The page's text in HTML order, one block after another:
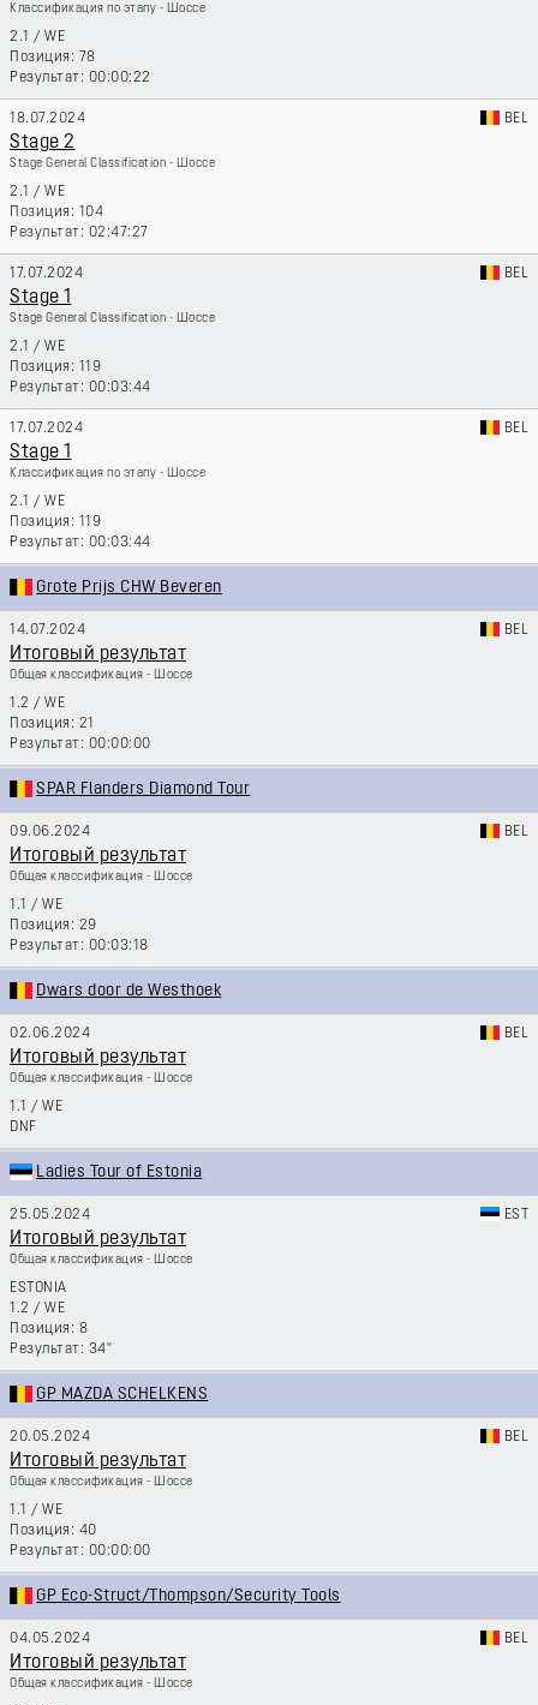
Классификация по этапу - Шоссе
2.1 / WE
78
00:00:22
18.07.2024 BEL
Stage 2
Stage General Classification - Шоссе
2.1 / WE
104
02:47:27
17.07.2024 BEL
Stage 1
Stage General Classification - Шоссе
2.1 / WE
119
00:03:44
17.07.2024 BEL
Stage 1
Классификация по этапу - Шоссе
2.1 / WE
119
00:03:44
Grote Prijs CHW Beveren
14.07.2024 BEL
Итоговый результат
Общая классификация - Шоссе
1.2 / WE
21
00:00:00
SPAR Flanders Diamond Tour
09.06.2024 BEL
Итоговый результат
Общая классификация - Шоссе
1.1 / WE
29
00:03:18
Dwars door de Westhoek
02.06.2024 BEL
Итоговый результат
Общая классификация - Шоссе
1.1 / WE
DNF
Ladies Tour of Estonia
25.05.2024 EST
Итоговый результат
Общая классификация - Шоссе
ESTONIA
1.2 / WE
8
34''
GP MAZDA SCHELKENS
20.05.2024 BEL
Итоговый результат
Общая классификация - Шоссе
1.1 / WE
40
00:00:00
GP Eco-Struct/Thompson/Security Tools
04.05.2024 BEL
Итоговый результат
Общая классификация - Шоссе